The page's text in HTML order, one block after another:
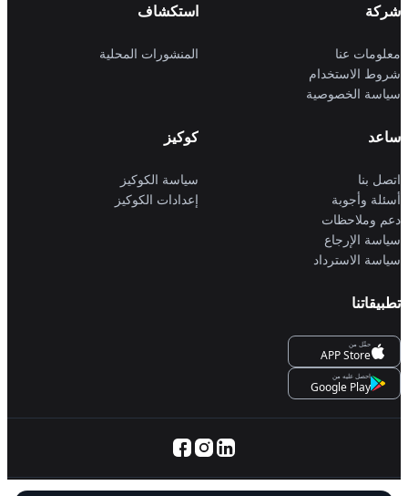
شركة
معلومات عنا
شروط الاستخدام
سياسة الخصوصية
استكشاف
المنشورات المحلية
ساعد
اتصل بنا
أسئلة وأجوبة
دعم وملاحظات
سياسة الإرجاع
سياسة الاسترداد
كوكيز
سياسة الكوكيز
إعدادات الكوكيز
تطبيقاتنا
حمِّل من
APP Store
احصل عليه من
Google Play